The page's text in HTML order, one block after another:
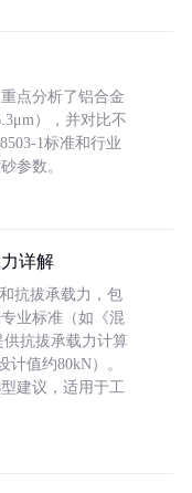
点分析了铝合金
），并对比不
1标准和行业
参数。
详解
抗拔承载力，包
业标准（如《混
供抗拔承载力计算
值约80kN）。
建议，适用于工